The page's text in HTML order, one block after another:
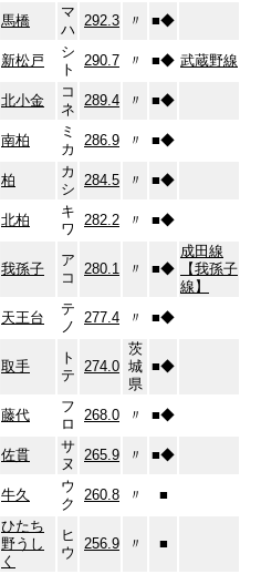
馬橋
マ
ハ
292.3 〃 ■◆
新松戸
シ
ト
290.7 〃 ■◆ 武蔵野線
北小金
コ
ネ
289.4 〃 ■◆
南柏
ミ
カ
286.9 〃 ■◆
柏
カ
シ
284.5 〃 ■◆
北柏
キ
ワ
282.2 〃 ■◆
我孫子
ア
コ
280.1 〃 ■◆
成田線
【我孫子
線】
天王台
テ
ノ
277.4 〃 ■◆
取手
ト
テ
274.0
茨
城
県
■◆
藤代
フ
ロ
268.0 〃 ■◆
佐貫
サ
ヌ
265.9 〃 ■◆
牛久
ウ
ク
260.8 〃 ■
ひたち
野うし
く
ヒ
ウ
256.9 〃 ■